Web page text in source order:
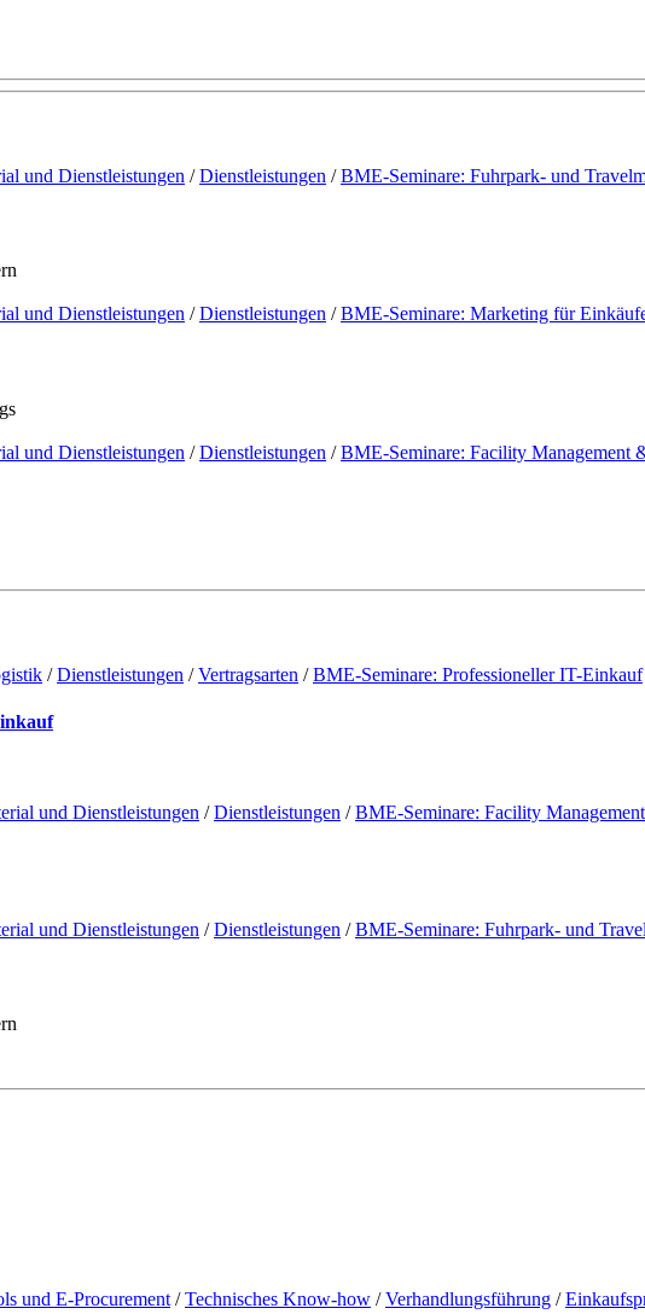
und Dienstleistungen /Dienstleistungen /BME-Seminare: Fuhrpark- und
und Dienstleistungen /Dienstleistungen /BME-Seminare: Marketing für
und Dienstleistungen /Dienstleistungen /BME-Seminare: Facility Management
/Dienstleistungen /Vertragsarten /BME-Seminare: Professioneller IT-Einkauf
und Dienstleistungen /Dienstleistungen /BME-Seminare: Facility
und Dienstleistungen /Dienstleistungen /BME-Seminare: Fuhrpark- und
und E-Procurement /Technisches Know-how /Verhandlungsführung /